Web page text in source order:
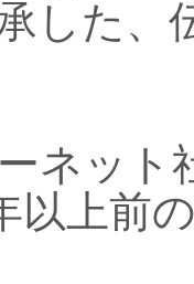
した、
ネット
以上前